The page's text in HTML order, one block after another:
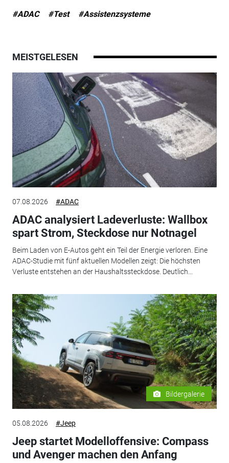
#ADAC #Test #Assistenzsysteme
MEISTGELESEN
07.08.2026 #ADAC
ADAC analysiert Ladeverluste: Wallbox
spart Strom, Steckdose nur Notnagel
Beim Laden von E-Autos geht ein Teil der Energie verloren. Eine
ADAC-Studie mit fünf aktuellen Modellen zeigt: Die höchsten
Verluste entstehen an der Haushaltssteckdose. Deutlich...
Bildergalerie
05.08.2026 #Jeep
Jeep startet Modelloffensive: Compass
und Avenger machen den Anfang